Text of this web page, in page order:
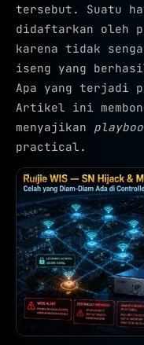
tersebut. Suatu
didaftarkan oleh
karena tidak
iseng yang
Apa yang terjadi
Artikel ini
menyajikan
practical.